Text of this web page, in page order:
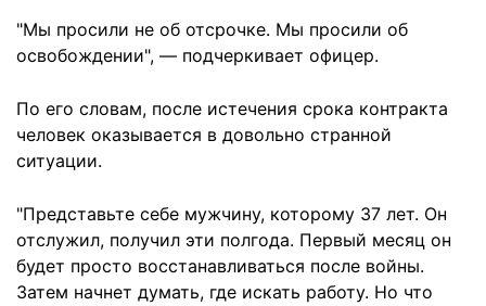
"Мы просили не об отсрочке. Мы просили об
освобождении", — подчеркивает офицер.
По его словам, после истечения срока контракта
человек оказывается в довольно странной
ситуации.
"Представьте себе мужчину, которому 37 лет. Он
отслужил, получил эти полгода. Первый месяц он
будет просто восстанавливаться после войны.
Затем начнет думать, где искать работу. Но что